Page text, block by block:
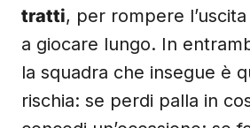
tratti, per rompere
a giocare lungo. In
la squadra che insegue è
rischia: se perdi palla in